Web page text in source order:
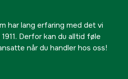
har lang erfaring med det vi
Derfor kan du alltid føle
når du handler hos oss!